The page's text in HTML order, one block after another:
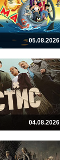
05.08.2026
04.08.2026